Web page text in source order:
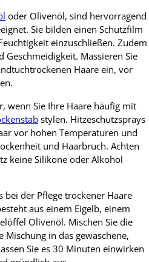
oder Olivenöl, sind hervorragend
Sie bilden einen Schutzfilm
einzuschließen. Zudem
Geschmeidigkeit. Massieren Sie
Haare ein, vor
wenn Sie Ihre Haare häufig mit
stylen. Hitzeschutzsprays
vor hohen Temperaturen und
und Haarbruch. Achten
keine Silikone oder Alkohol
bei der Pflege trockener Haare
aus einem Eigelb, einem
Olivenöl. Mischen Sie die
Mischung in das gewaschene,
Sie es 30 Minuten einwirken